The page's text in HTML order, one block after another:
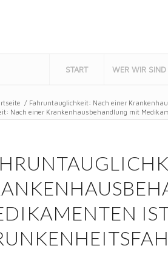
START WER WIR SIND
/ Fahruntauglichkeit: Nach einer
Nach einer Krankenhausbehandlung mit